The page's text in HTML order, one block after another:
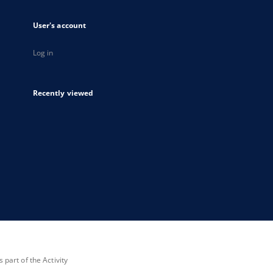
User's account
Log in
Recently viewed
part of the Activity